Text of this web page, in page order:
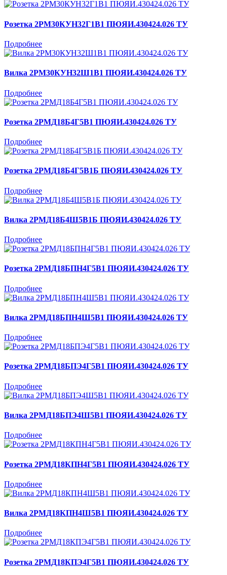
Розетка 2РМ30КУН32Г1В1 ПЮЯИ.430424.026 ТУ
Подробнее
Вилка 2РМ30КУН32Ш1В1 ПЮЯИ.430424.026 ТУ
Подробнее
Розетка 2РМД18Б4Г5В1 ПЮЯИ.430424.026 ТУ
Подробнее
Розетка 2РМД18Б4Г5В1Б ПЮЯИ.430424.026 ТУ
Подробнее
Вилка 2РМД18Б4Ш5В1Б ПЮЯИ.430424.026 ТУ
Подробнее
Розетка 2РМД18БПН4Г5В1 ПЮЯИ.430424.026 ТУ
Подробнее
Вилка 2РМД18БПН4Ш5В1 ПЮЯИ.430424.026 ТУ
Подробнее
Розетка 2РМД18БПЭ4Г5В1 ПЮЯИ.430424.026 ТУ
Подробнее
Вилка 2РМД18БПЭ4Ш5В1 ПЮЯИ.430424.026 ТУ
Подробнее
Розетка 2РМД18КПН4Г5В1 ПЮЯИ.430424.026 ТУ
Подробнее
Вилка 2РМД18КПН4Ш5В1 ПЮЯИ.430424.026 ТУ
Подробнее
Розетка 2РМД18КПЭ4Г5В1 ПЮЯИ.430424.026 ТУ